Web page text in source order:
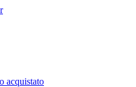
acquistato